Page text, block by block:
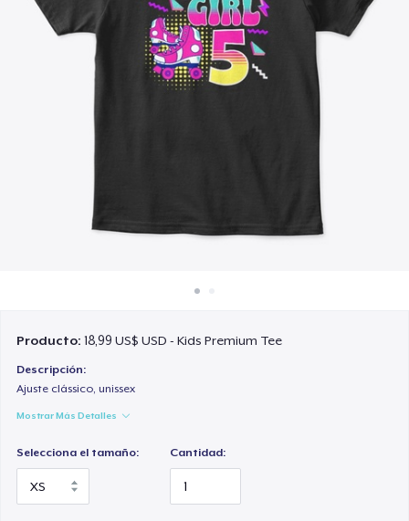
Venda en todas partes
Venda lo que sea
Producto:18,99 US$ USD - Kids Premium Tee
Descripción:
Ajuste clássico, unissex
Mostrar Más Detalles
Selecciona el tamaño: Cantidad: